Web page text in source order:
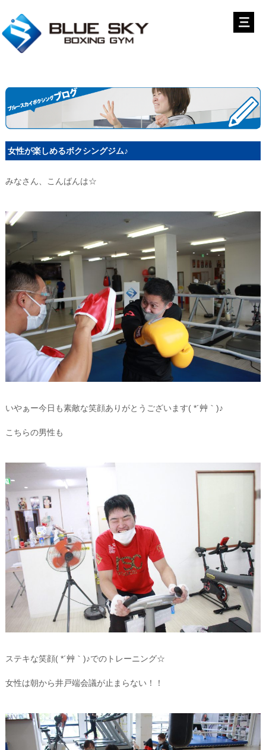
女性が楽しめるボクシングジム♪
みなさん、こんばんは☆
いやぁー今日も素敵な笑顔ありがとうございます( *´艸｀)♪
こちらの男性も
ステキな笑顔( *´艸｀)♪でのトレーニング☆
女性は朝から井戸端会議が止まらない！！